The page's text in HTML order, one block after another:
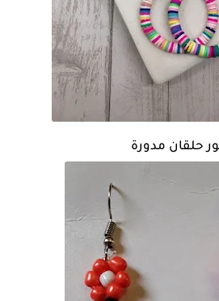
حلقان مدورة